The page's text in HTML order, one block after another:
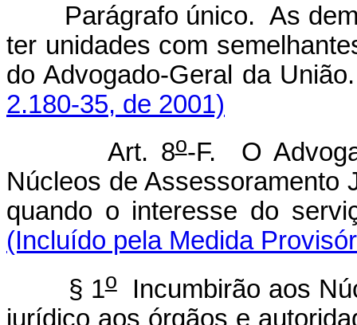
Parágrafo único. As
ter unidades com
do Advogado-Geral da
2.180-35, de 2001)
Art. 8o-F. O
Núcleos de Assessoramento
quando o interesse do
(Incluído pela Medida
§ 1oIncumbirão aos
jurídico aos órgãos e